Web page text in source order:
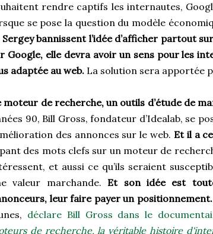
rendre captifs les internautes,
se pose la question du modèle
bannissent l’idée d’afficher partout
Google, elle devra avoir un sens pour les
adaptée au web. La solution sera apportée
moteur de recherche, un outils d’étude de
90, Bill Gross, fondateur d’Idealab, se
des annonces sur le web. Et il a
des mots clefs sur un moteur de
et aussi ce qu’ils seraient
valeur marchande.Et son idée est
leur faire payer un positionnement.
déclare Bill Gross dans le
de recherche, la véritable histoire